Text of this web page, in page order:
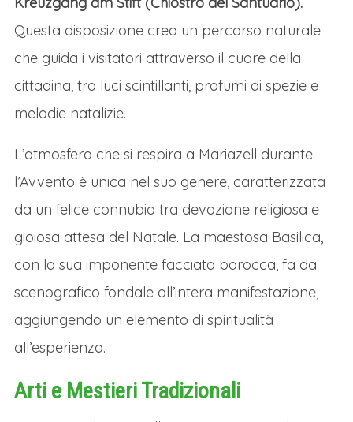
sono l'incarnazione della gioia e della
tradizione natalizia, invitando a vivere
un'esperienza indimenticabile all'insegna del
calore e dello Gemütlichkeit.
Mercatini di Natale Stiria e Carinzia: i Mercatini dei
COLAZIONE
Questa disposizione crea un percorso naturale
che guida i visitatori attraverso il cuore della
cittadina, tra luci scintillanti, profumi di spezie e
melodie natalizie.
L’atmosfera che si respira a Mariazell durante
l’Avvento è unica nel suo genere, caratterizzata
da un felice connubio tra devozione religiosa e
gioiosa attesa del Natale. La maestosa Basilica,
con la sua imponente facciata barocca, fa da
scenografico fondale all’intera manifestazione,
aggiungendo un elemento di spiritualità
all’esperienza.
Arti e Mestieri Tradizionali